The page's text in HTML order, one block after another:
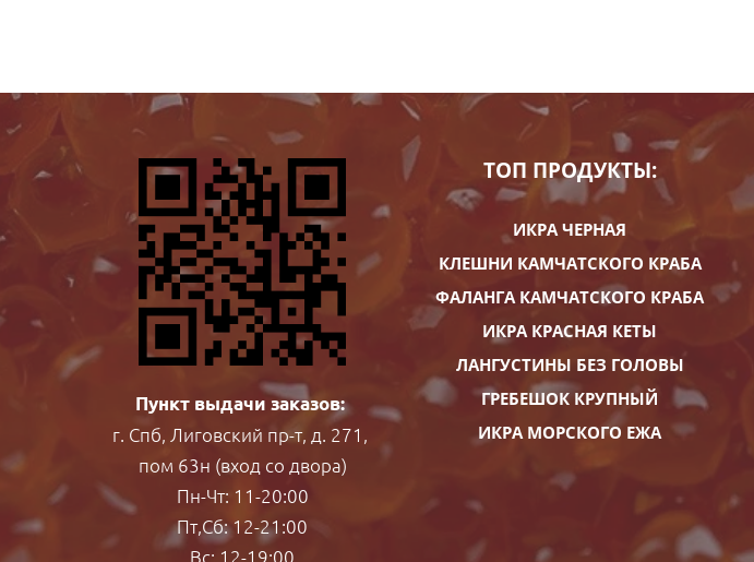
Пункт выдачи заказов:
г. Спб, Лиговский пр-т, д. 271,
пом 63н (вход со двора)
Пн-Чт: 11-20:00
Пт,Сб: 12-21:00
Вс: 12-19:00
ТОП ПРОДУКТЫ:
ИКРА ЧЕРНАЯ
КЛЕШНИ КАМЧАТСКОГО КРАБА
ФАЛАНГА КАМЧАТСКОГО КРАБА
ИКРА КРАСНАЯ КЕТЫ
ЛАНГУСТИНЫ БЕЗ ГОЛОВЫ
ГРЕБЕШОК КРУПНЫЙ
ИКРА МОРСКОГО ЕЖА